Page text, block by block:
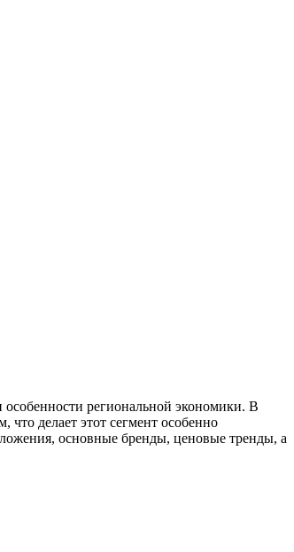
региональной экономики. В
делает этот сегмент особенно
основные бренды, ценовые тренды, а